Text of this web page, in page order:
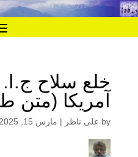
خلع سلاح
آمریکا (متن
by علی ناظر | مارس 15, 2025 6:24 ب.ظ